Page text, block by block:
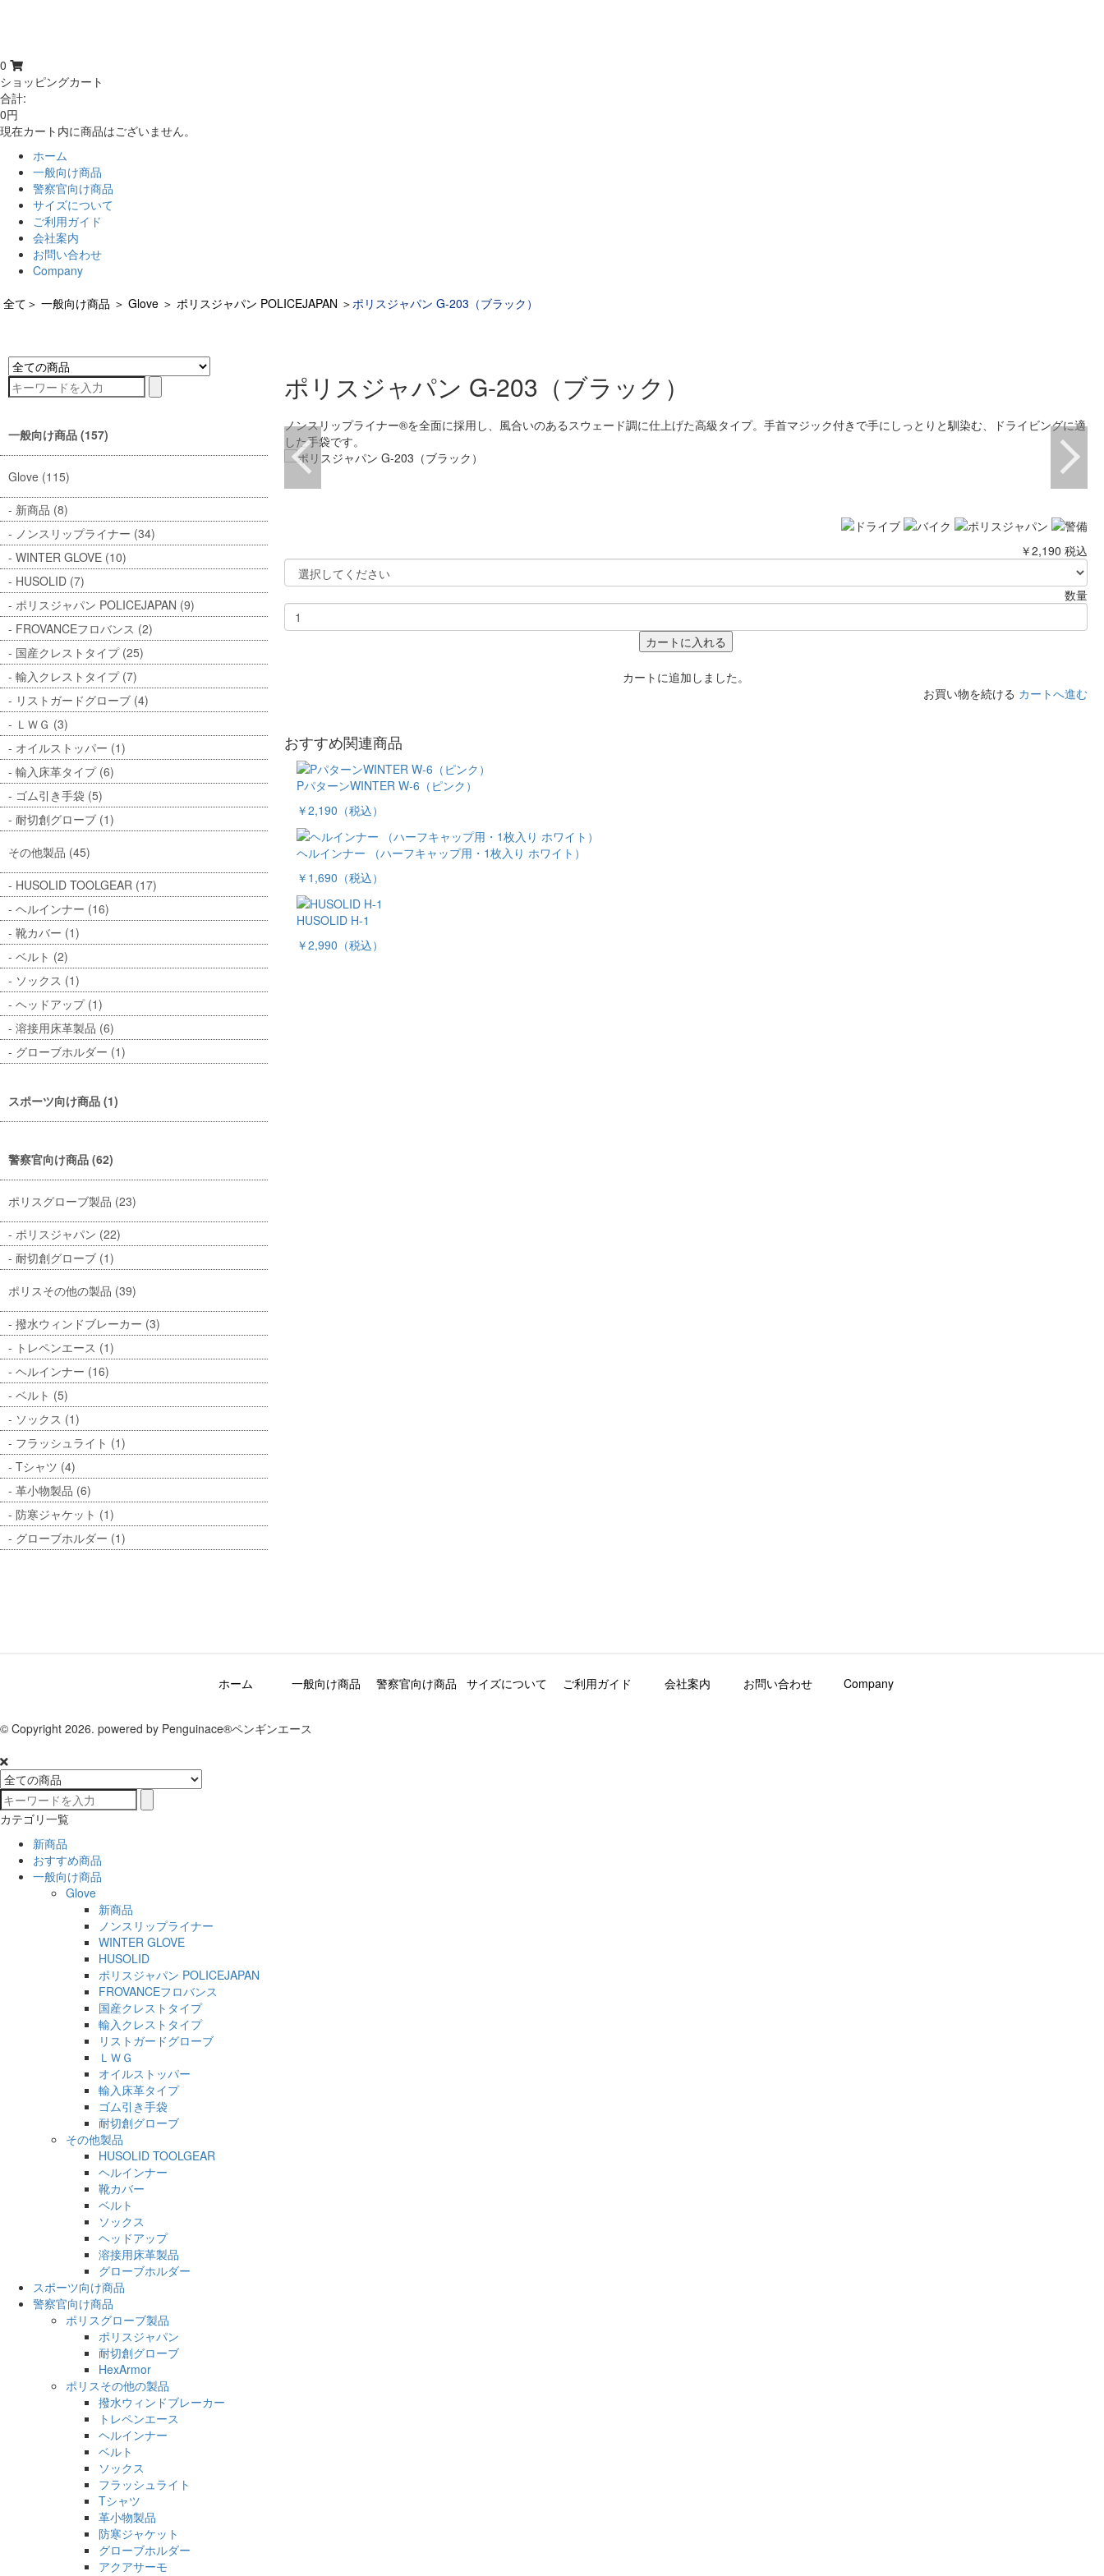
0
ショッピングカート
合計:
0円
現在カート内に商品はございません。
ホーム
一般向け商品
警察官向け商品
サイズについて
ご利用ガイド
会社案内
お問い合わせ
Company
全て ＞ 一般向け商品 ＞ Glove ＞ ポリスジャパン POLICEJAPAN ＞ポリスジャパン G-203（ブラック）
一般向け商品 (157)
Glove (115)
新商品 (8)
ノンスリップライナー (34)
WINTER GLOVE (10)
HUSOLID (7)
ポリスジャパン POLICEJAPAN (9)
FROVANCEフロバンス (2)
国産クレストタイプ (25)
輸入クレストタイプ (7)
リストガードグローブ (4)
ＬＷＧ (3)
オイルストッパー (1)
輸入床革タイプ (6)
ゴム引き手袋 (5)
耐切創グローブ (1)
その他製品 (45)
HUSOLID TOOLGEAR (17)
ヘルインナー (16)
靴カバー (1)
ベルト (2)
ソックス (1)
ヘッドアップ (1)
溶接用床革製品 (6)
グローブホルダー (1)
スポーツ向け商品 (1)
警察官向け商品 (62)
ポリスグローブ製品 (23)
ポリスジャパン (22)
耐切創グローブ (1)
ポリスその他の製品 (39)
撥水ウィンドブレーカー (3)
トレペンエース (1)
ヘルインナー (16)
ベルト (5)
ソックス (1)
フラッシュライト (1)
Tシャツ (4)
革小物製品 (6)
防寒ジャケット (1)
グローブホルダー (1)
ポリスジャパン G-203（ブラック）
ノンスリップライナー®を全面に採用し、風合いのあるスウェード調に仕上げた高級タイプ。手首マジック付きで手にしっとりと馴染む、ドライビングに適
した手袋です。
￥2,190 税込
数量
カートに入れる
カートに追加しました。
お買い物を続ける カートへ進む
おすすめ関連商品
PパターンWINTER W-6（ピンク）
￥2,190 （税込）
ヘルインナー （ハーフキャップ用・1枚入り ホワイト）
￥1,690 （税込）
HUSOLID H-1
￥2,990 （税込）
ホーム 一般向け商品 警察官向け商品 サイズについて ご利用ガイド 会社案内 お問い合わせ Company
© Copyright 2026. powered by Penguinace®ペンギンエース
カテゴリ一覧
新商品
おすすめ商品
一般向け商品
Glove
新商品
ノンスリップライナー
WINTER GLOVE
HUSOLID
ポリスジャパン POLICEJAPAN
FROVANCEフロバンス
国産クレストタイプ
輸入クレストタイプ
リストガードグローブ
ＬＷＧ
オイルストッパー
輸入床革タイプ
ゴム引き手袋
耐切創グローブ
その他製品
HUSOLID TOOLGEAR
ヘルインナー
靴カバー
ベルト
ソックス
ヘッドアップ
溶接用床革製品
グローブホルダー
スポーツ向け商品
警察官向け商品
ポリスグローブ製品
ポリスジャパン
耐切創グローブ
HexArmor
ポリスその他の製品
撥水ウィンドブレーカー
トレペンエース
ヘルインナー
ベルト
ソックス
フラッシュライト
Tシャツ
革小物製品
防寒ジャケット
グローブホルダー
アクアサーモ